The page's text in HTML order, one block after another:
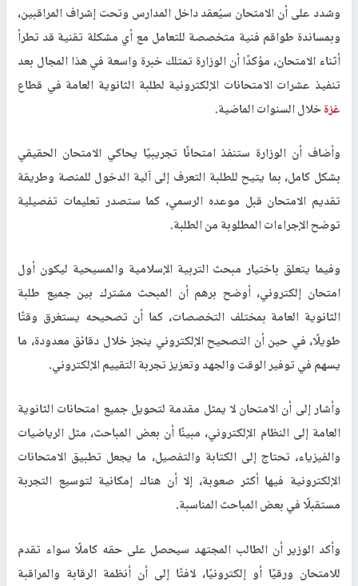
وشدد على أن الامتحان سيُعقد داخل المدارس وتحت إشراف المراقبين،
وبمساندة طواقم فنية متخصصة للتعامل مع أي مشكلة تقنية قد تطرأ
أثناء الامتحان، مؤكدًا أن الوزارة تمتلك خبرة واسعة في هذا المجال بعد
تنفيذ عشرات الامتحانات الإلكترونية لطلبة الثانوية العامة في قطاع
غزةخلال السنوات الماضية.
وأضاف أن الوزارة ستنفذ امتحانًا تجريبيًا يحاكي الامتحان الحقيقي
بشكل كامل، بما يتيح للطلبة التعرف إلى آلية الدخول للمنصة وطريقة
تقديم الامتحان قبل موعده الرسمي، كما ستصدر تعليمات تفصيلية
توضح الإجراءات المطلوبة من الطلبة.
وفيما يتعلق باختيار مبحث التربية الإسلامية والمسيحية ليكون أول
امتحان إلكتروني، أوضح برهم أن المبحث مشترك بين جميع طلبة
الثانوية العامة بمختلف التخصصات، كما أن تصحيحه يستغرق وقتًا
طويلًا، في حين أن التصحيح الإلكتروني ينجز خلال دقائق معدودة، ما
يسهم في توفير الوقت والجهد وتعزيز تجربة التقييم الإلكتروني.
وأشار إلى أن الامتحان لا يمثل مقدمة لتحويل جميع امتحانات الثانوية
العامة إلى النظام الإلكتروني، مبينًا أن بعض المباحث، مثل الرياضيات
والفيزياء، تحتاج إلى الكتابة والتفصيل، ما يجعل تطبيق الامتحانات
الإلكترونية فيها أكثر صعوبة، إلا أن هناك إمكانية لتوسيع التجربة
مستقبلًا في بعض المباحث المناسبة.
وأكد الوزير أن الطالب المجتهد سيحصل على حقه كاملًا سواء تقدم
للامتحان ورقيًا أو إلكترونيًا، لافتًا إلى أن أنظمة الرقابة والمراقبة